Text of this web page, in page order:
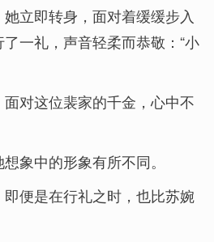
立即转身，面对着缓缓步入
一礼，声音轻柔而恭敬：“小
对这位裴家的千金，心中不
象中的形象有所不同。
便是在行礼之时，也比苏婉